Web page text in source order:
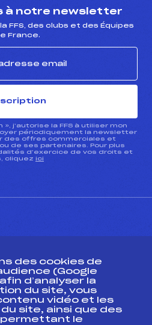
à notre newsletter
FFS, des clubs et des Équipes
France.
j’autorise la FFS à utiliser mon
périodiquement la newsletter
des offres commerciales et
de ses partenaires. Pour plus
d’exercice de vos droits et
cliquez ici
des cookies de
(Google
d’analyser la
du site, vous
vidéo et les
site, ainsi que des
permettant le